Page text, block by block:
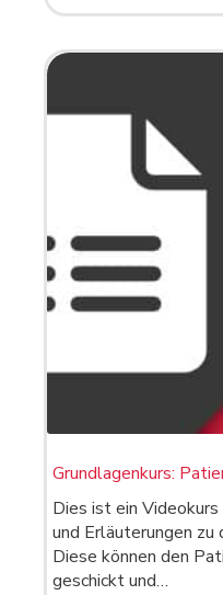
Grundlagenkurs:
Dies ist ein
und Erläuterungen
Diese können den
geschickt und…